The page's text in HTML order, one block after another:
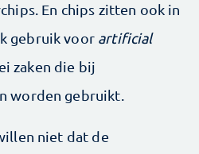
En chips zitten ook in
gebruik voor artificial
zaken die bij
worden gebruikt.
niet dat de